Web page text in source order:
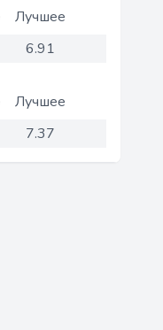
Лучшее
6.91
Лучшее
7.37